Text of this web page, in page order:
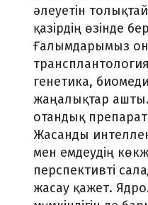
әлеуетін
қазірдің өзінде
Ғалымдарымыз
генетика,
жаңалықтар
отандық
Жасанды
мен емдеудің
перспективті
жасау қажет.